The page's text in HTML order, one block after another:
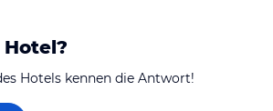
Hotels kennen die Antwort!